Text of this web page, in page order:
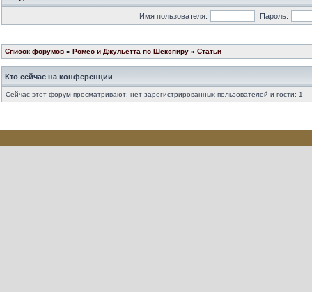
Имя пользователя: Пароль:
Список форумов » Ромео и Джульетта по Шекспиру » Статьи
Кто сейчас на конференции
Сейчас этот форум просматривают: нет зарегистрированных пользователей и гости: 1